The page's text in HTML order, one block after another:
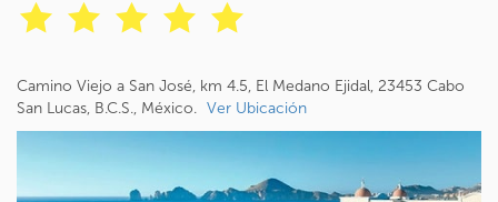
Camino Viejo a San José, km 4.5, El Medano Ejidal, 23453 Cabo
San Lucas, B.C.S., México. Ver Ubicación